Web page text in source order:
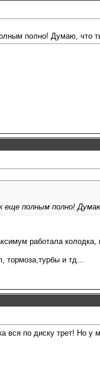
полно! Думаю, что
еще полным полно!
работала
тормоза,турбы и тд...
по диску трет! Но у